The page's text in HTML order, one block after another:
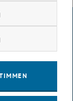
(PDF)
zulassen
zulassen